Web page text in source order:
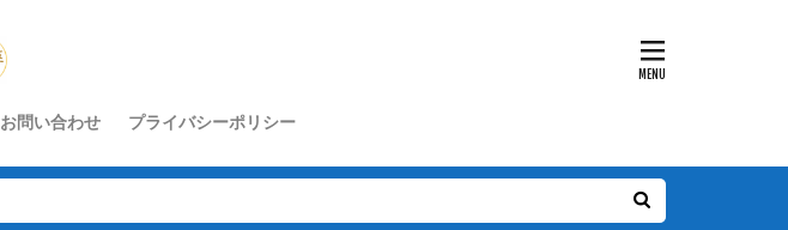
お問い合わせ プライバシーポリシー